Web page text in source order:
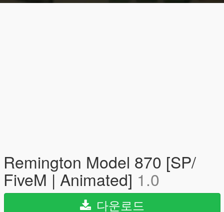
Remington Model 870 [SP/
FiveM | Animated] 1.0
다운로드